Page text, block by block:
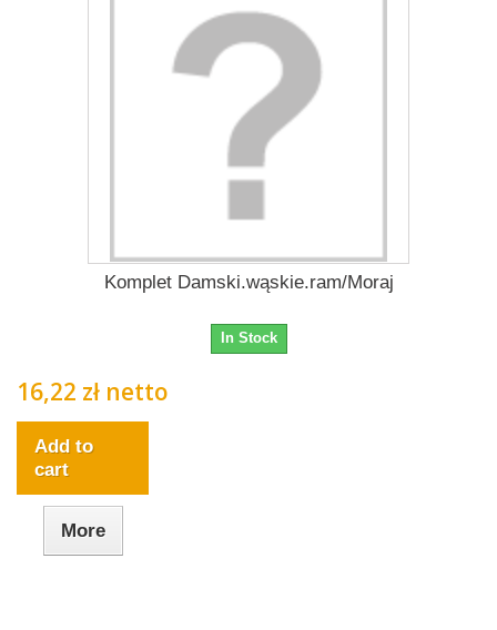
Komplet Damski.wąskie.ram/Moraj
In Stock
16,22 zł netto
Add to
cart
More